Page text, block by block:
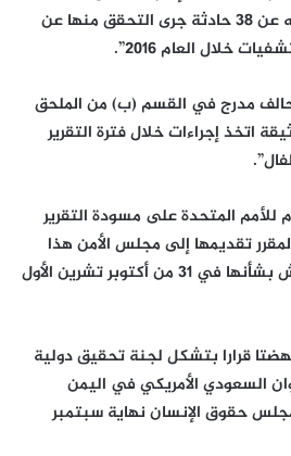
الطرف.. ونتيجة لمسؤوليته عن 38 حادثة جرى التحقق منها عن
خلال العام 2016”.
مدرج في القسم (ب) من الملحق
اتخذ إجراءات خلال فترة التقرير
للأمم المتحدة على مسودة التقرير
تقديمها إلى مجلس الأمن هذا
الشهر على أن يجرى النقاش بشأنها في 31 من أكتوبر تشرين الأول
قرارا بتشكل لجنة تحقيق دولية
السعودي الأمريكي في اليمن
حقوق الإنسان نهاية سبتمبر